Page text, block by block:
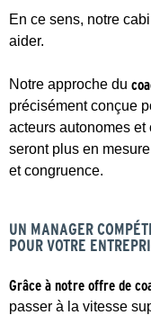
En ce sens, notre
aider.
Notre approche du
précisément conçue
acteurs autonomes
seront plus en
et congruence.
UN MANAGER
POUR VOTRE
Grâce à notre offre de
passer à la vitesse